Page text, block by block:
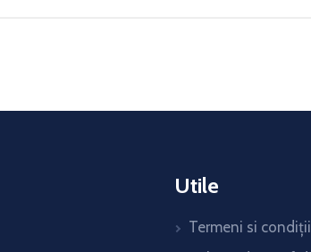
Utile
Termeni si condiții